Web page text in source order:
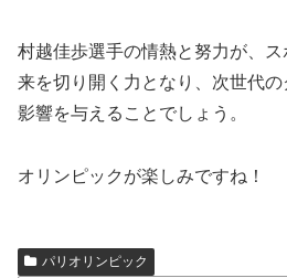
村越佳歩選手の情熱と努力が、
来を切り開く力となり、次世代
影響を与えることでしょう。
オリンピックが楽しみですね！
パリオリンピック